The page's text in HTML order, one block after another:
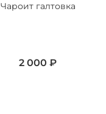
Чароит галтовка
2 000 ₽